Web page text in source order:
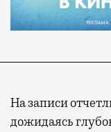
На записи
дожидаясь